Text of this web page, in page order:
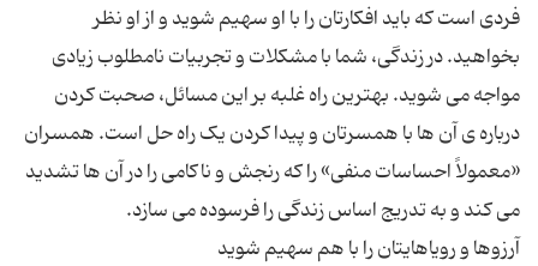
فردی است که باید افکارتان را با او سهیم شوید و از او نظر
بخواهید. در زندگی، شما با مشکلات و تجربیات نامطلوب زیادی
مواجه می شوید. بهترین راه غلبه بر این مسائل، صحبت کردن
درباره ی آن ها با همسرتان و پیدا کردن یک راه حل است. همسران
«معمولاً احساسات منفی» را که رنجش و ناکامی را در آن ها تشدید